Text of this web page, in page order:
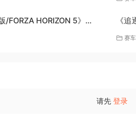
/FORZA HORIZON 5》
网盘资源
《
百度
赛
请先 登录